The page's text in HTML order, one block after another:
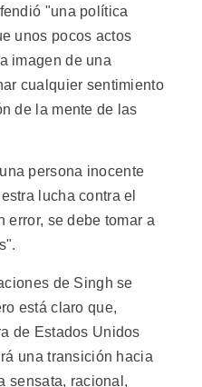
"una política
unos pocos actos
imagen de una
cualquier sentimiento
de la mente de las
persona inocente
lucha contra el
error, se debe tomar a
de Singh se
está claro que,
de Estados Unidos
una transición hacia
sensata, racional,